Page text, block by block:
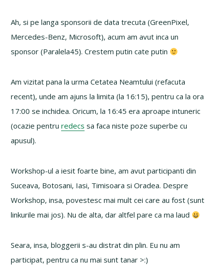
Ah, si pe langa sponsorii de data trecuta (GreenPixel,
Mercedes-Benz, Microsoft), acum am avut inca un
sponsor (Paralela45). Crestem putin cate putin
Am vizitat pana la urma Cetatea Neamtului (refacuta
recent), unde am ajuns la limita (la 16:15), pentru ca la ora
17:00 se inchidea. Oricum, la 16:45 era aproape intuneric
(ocazie pentruredecs sa faca niste poze superbe cu
apusul).
Workshop-ul a iesit foarte bine, am avut participanti din
Suceava, Botosani, Iasi, Timisoara si Oradea. Despre
Workshop, insa, povestesc mai mult cei care au fost (sunt
linkurile mai jos). Nu de alta, dar altfel pare ca ma laud
Seara, insa, bloggerii s-au distrat din plin. Eu nu am
participat, pentru ca nu mai sunt tanar >:)